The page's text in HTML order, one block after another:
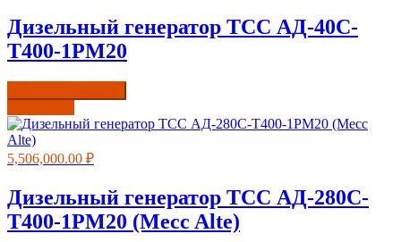
Дизельный генератор ТСС АД-40С-
Т400-1РМ20
5,506,000.00 ₽
Дизельный генератор ТСС АД-280С-
Т400-1РМ20 (Mecc Alte)